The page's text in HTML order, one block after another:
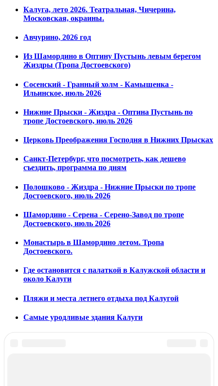
Калуга, лето 2026. Театральная, Чичерина,
Московская, окраины.
Авчурино, 2026 год
Из Шамордино в Оптину Пустынь левым берегом
Жиздры (Тропа Достоевского)
Сосенский - Гранный холм - Камышенка -
Ильинское, июль 2026
Нижние Прыски - Жиздра - Оптина Пустынь по
тропе Достоевского, июль 2026
Церковь Преображения Господня в Нижних Прысках
Санкт-Петербург, что посмотреть, как дешево
съездить, программа по дням
Полошково - Жиздра - Нижние Прыски по тропе
Достоевского, июль 2026
Шамордино - Серена - Серено-Завод по тропе
Достоевского, июль 2026
Монастырь в Шамордино летом. Тропа
Достоевского.
Где остановится с палаткой в Калужской области и
около Калуги
Пляжи и места летнего отдыха под Калугой
Самые уродливые здания Калуги